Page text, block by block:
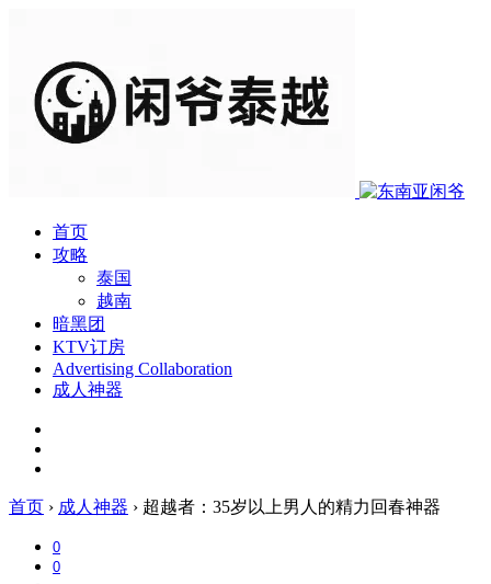
首页
攻略
泰国
越南
暗黑团
KTV订房
Advertising Collaboration
成人神器
首页 › 成人神器 › 超越者：35岁以上男人的精力回春神器
0
0